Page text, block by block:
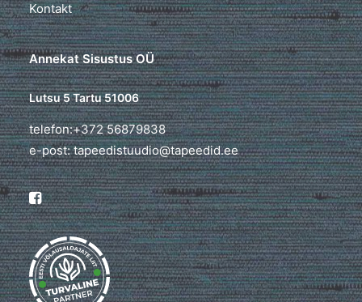
Kontakt
Annekat Sisustus OÜ
Lutsu 5 Tartu 51006
telefon:+372 56879838
e-post: tapeedistuudio@tapeedid.ee